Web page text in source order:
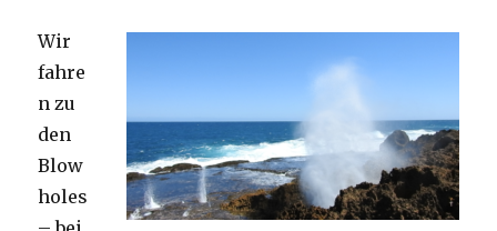
Wir
fahre
n zu
den
Blow
holes